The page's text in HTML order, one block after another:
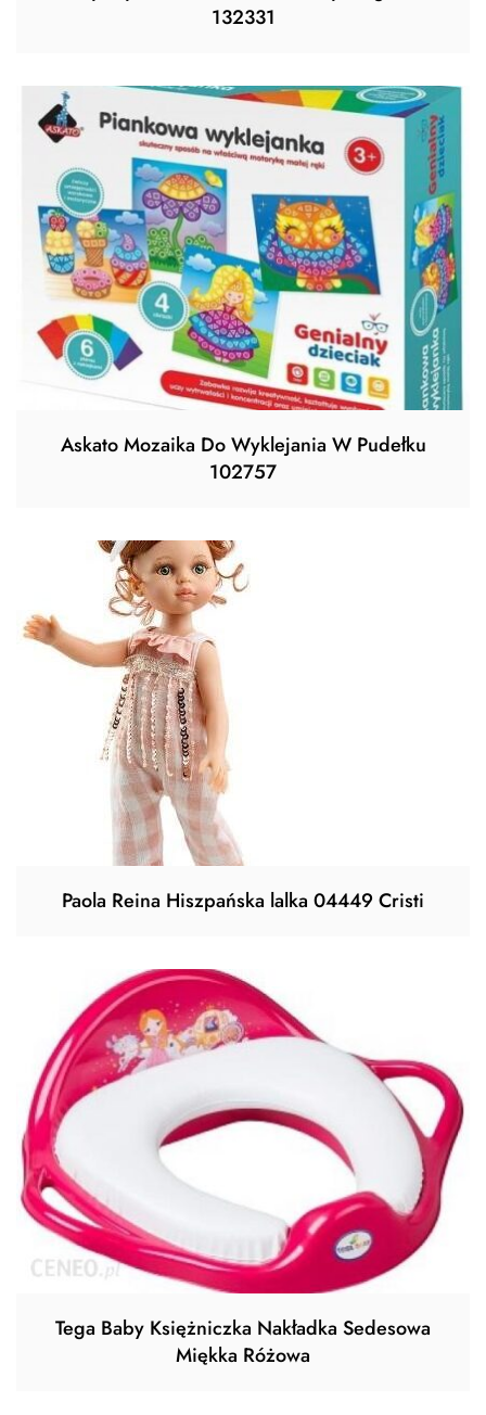
132331
Askato Mozaika Do Wyklejania W Pudełku
102757
Paola Reina Hiszpańska lalka 04449 Cristi
Tega Baby Księżniczka Nakładka Sedesowa
Miękka Różowa